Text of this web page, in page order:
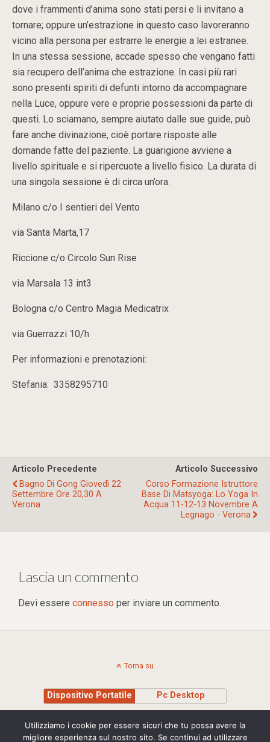
dove i frammenti d’anima sono stati persi e li invitano a
tornare; oppure un’estrazione in questo caso lavoreranno
vicino alla persona per estrarre le energie a lei estranee.
In una stessa sessione, accade spesso che vengano fatti
sia recupero dell’anima che estrazione. In casi più rari
sono presenti spiriti di defunti intorno da accompagnare
nella Luce, oppure vere e proprie possessioni da parte di
questi. Lo sciamano, sempre aiutato dalle sue guide, può
fare anche divinazione, cioè portare risposte alle
domande fatte del paziente. La guarigione avviene a
livello spirituale e si ripercuote a livello fisico. La durata di
una singola sessione è di circa un’ora.
Milano c/o I sentieri del Vento
via Santa Marta,17
Riccione c/o Circolo Sun Rise
via Marsala 13 int3
Bologna c/o Centro Magia Medicatrix
via Guerrazzi 10/h
Per informazioni e prenotazioni:
Stefania: 3358295710
Articolo Precedente
Bagno Di Gong Giovedì 22
Settembre Ore 20,30 A
Verona
Articolo Successivo
Corso Formazione Istruttore
Base Di Matsyoga: Lo Yoga In
Acqua 11-12-13 Novembre A
Legnago - Verona
Lascia un commento
Devi essere connesso per inviare un commento.
Torna su
Dispositivo Portatile Pc Desktop
Copyright © 2015 Stefania Montagna - Insegnante di Sciamanesimo e Yoga Cell.
+39 335 8295710 | P.IVA 00975040239 | credits Studio Madesign
Utilizziamo i cookie per essere sicuri che tu possa avere la
migliore esperienza sul nostro sito. Se continui ad utilizzare